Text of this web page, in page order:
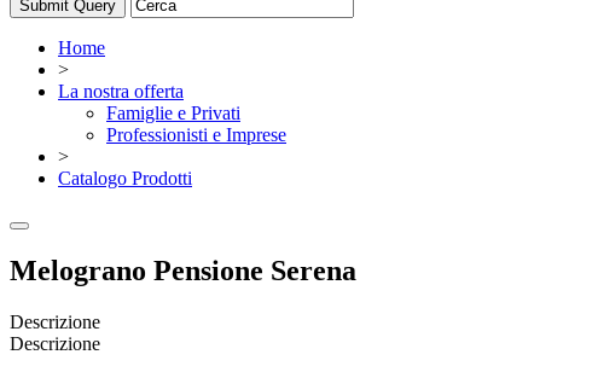
Home
>
La nostra offerta
Famiglie e Privati
Professionisti e Imprese
>
Catalogo Prodotti
Melograno Pensione Serena
Descrizione
Descrizione